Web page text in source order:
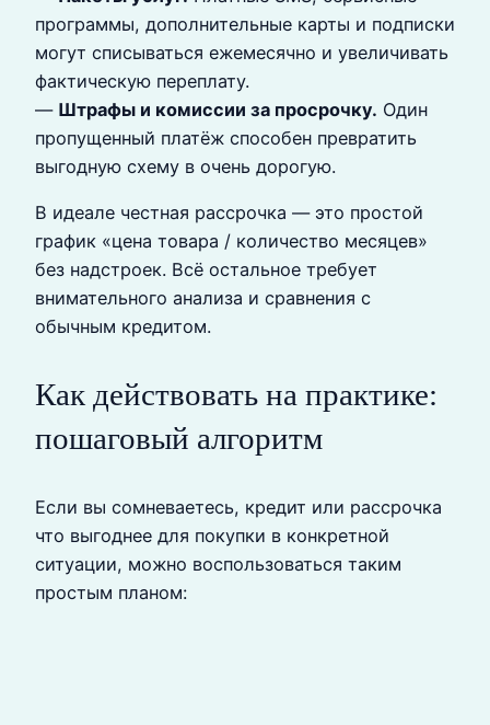
программы, дополнительные карты и подписки
могут списываться ежемесячно и увеличивать
фактическую переплату.
— Штрафы и комиссии за просрочку. Один
пропущенный платёж способен превратить
выгодную схему в очень дорогую.
В идеале честная рассрочка — это простой
график «цена товара / количество месяцев»
без надстроек. Всё остальное требует
внимательного анализа и сравнения с
обычным кредитом.
Как действовать на практике:
пошаговый алгоритм
Если вы сомневаетесь, кредит или рассрочка
что выгоднее для покупки в конкретной
ситуации, можно воспользоваться таким
простым планом: